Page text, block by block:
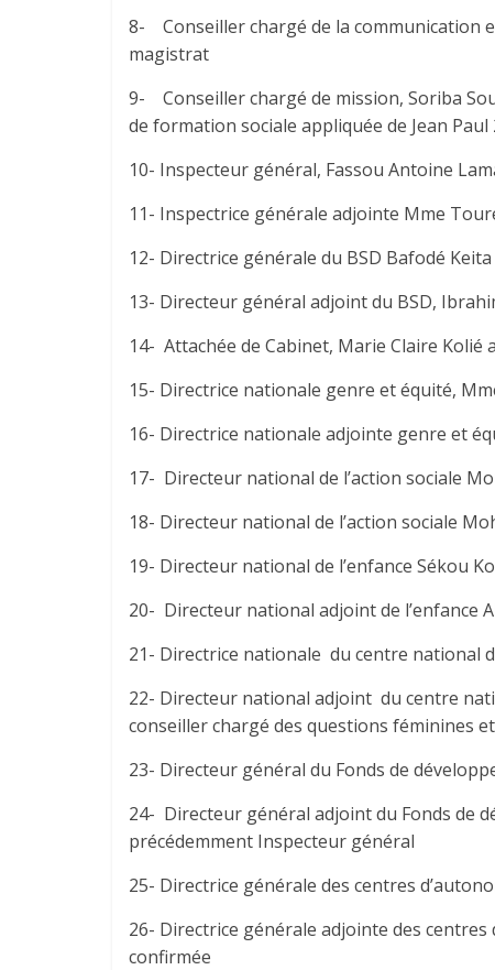
8- Conseiller chargé de la communication
magistrat
9- Conseiller chargé de mission, Soriba
de formation sociale appliquée de Jean Paul
10- Inspecteur général, Fassou Antoine
11- Inspectrice générale adjointe Mme
12- Directrice générale du BSD Bafodé Keita
13- Directeur général adjoint du BSD,
14- Attachée de Cabinet, Marie Claire
15- Directrice nationale genre et équité,
16- Directrice nationale adjointe genre et
17- Directeur national de l’action sociale
18- Directeur national de l’action sociale
19- Directeur national de l’enfance Sékou
20- Directeur national adjoint de l’enfance
21- Directrice nationale du centre national
22- Directeur national adjoint du centre
conseiller chargé des questions féminines
23- Directeur général du Fonds de
24- Directeur général adjoint du Fonds de
précédemment Inspecteur général
25- Directrice générale des centres
26- Directrice générale adjointe des centres
confirmée